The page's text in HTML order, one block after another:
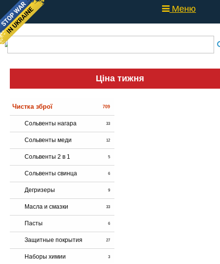
Меню
Ціна тижня
Чистка зброї 709
Сольвенты нагара 33
Сольвенты меди 12
Сольвенты 2 в 1 5
Сольвенты свинца 6
Дегризеры 9
Масла и смазки 33
Пасты 6
Защитные покрытия 27
Наборы химии 3